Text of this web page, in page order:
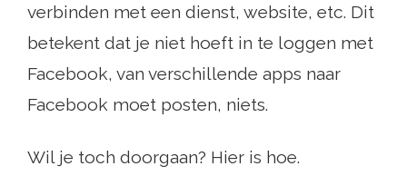
verbinden met een dienst, website, etc. Dit
betekent dat je niet hoeft in te loggen met
Facebook, van verschillende apps naar
Facebook moet posten, niets.
Wil je toch doorgaan? Hier is hoe.